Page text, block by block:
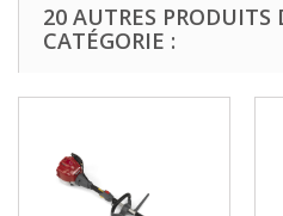
20 AUTRES
CATÉGORIE :